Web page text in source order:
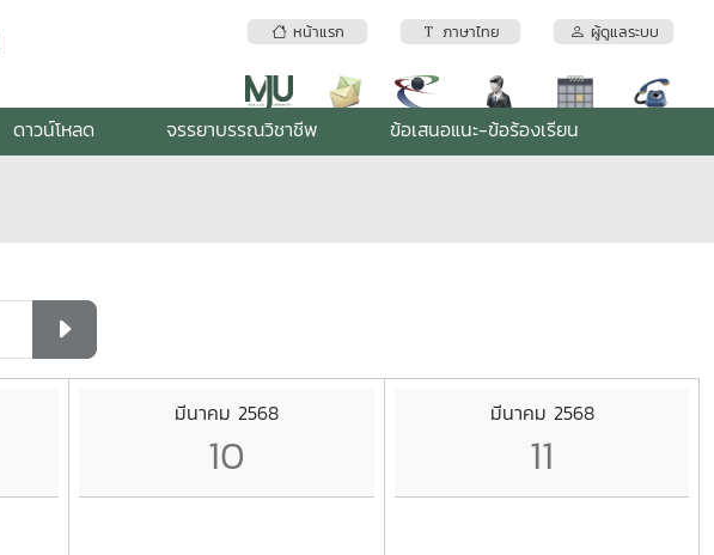
หน้าแรก ภาษาไทย ผู้ดูแลระบบ
ดาวน์โหลด จรรยาบรรณวิชาชีพ ข้อเสนอแนะ-ข้อร้องเรียน
มีนาคม 2568
10
มีนาคม 2568
11